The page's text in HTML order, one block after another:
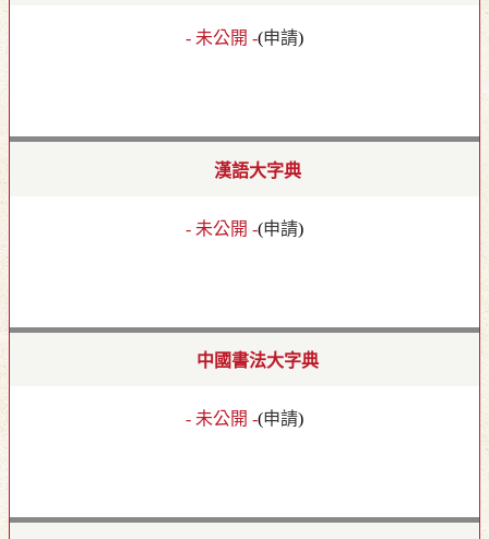
- 未公開 -(申請)
漢語大字典
- 未公開 -(申請)
中國書法大字典
- 未公開 -(申請)